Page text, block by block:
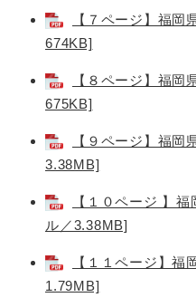
【７ページ】福岡
674KB]
【８ページ】福岡
675KB]
【９ページ】福岡
3.38MB]
【１０ページ 】
ル／3.38MB]
【１１ページ】福
1.79MB]